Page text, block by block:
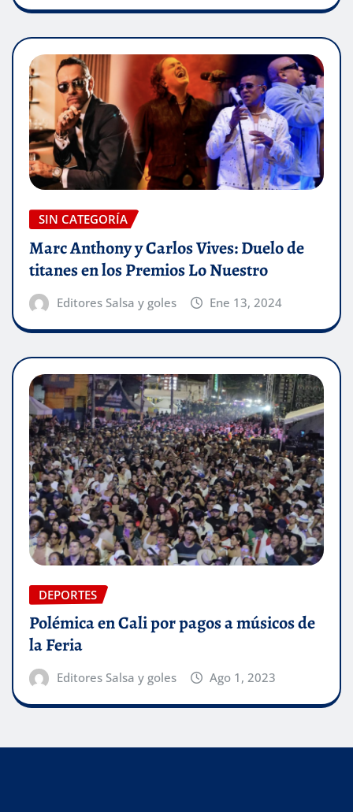
SIN CATEGORÍA
Marc Anthony y Carlos Vives: Duelo de
titanes en los Premios Lo Nuestro
Editores Salsa y goles Ene 13, 2024
DEPORTES
Polémica en Cali por pagos a músicos de
la Feria
Editores Salsa y goles Ago 1, 2023